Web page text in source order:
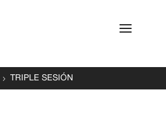
5 TRIPLE SESIÓN